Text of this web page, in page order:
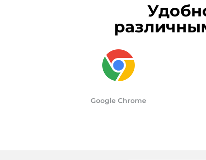
Google Chrome